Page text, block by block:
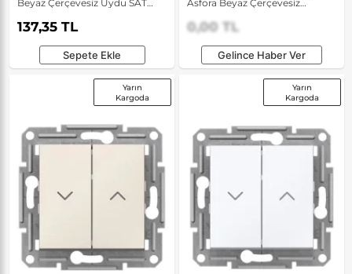
Beyaz Çerçevesiz Uydu SAT
Prizi
137,35 TL
Sepete Ekle
Asfora Beyaz Çerçevesiz
Topraklı Priz
0,00 TL
Gelince Haber Ver
Yarın
Kargoda
Yarın
Kargoda